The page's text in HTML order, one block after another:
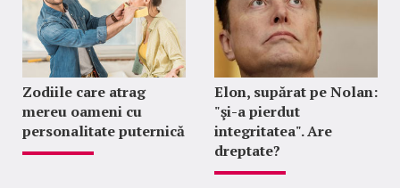
Zodiile care atrag
mereu oameni cu
personalitate puternică
Elon, supărat pe Nolan:
"şi-a pierdut
integritatea". Are
dreptate?